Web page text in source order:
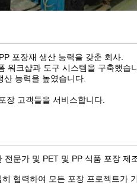
포장재 생산 능력을 갖춘 회사.
워크샵과 도구 시스템을 구축했습
능력을 높였습니다.
장 고객들을 서비스합니다.
문가 및 PET 및 PP 식품 포장 제
협력하여 모든 포장 프로젝트가